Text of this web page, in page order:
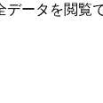
ータを閲覧